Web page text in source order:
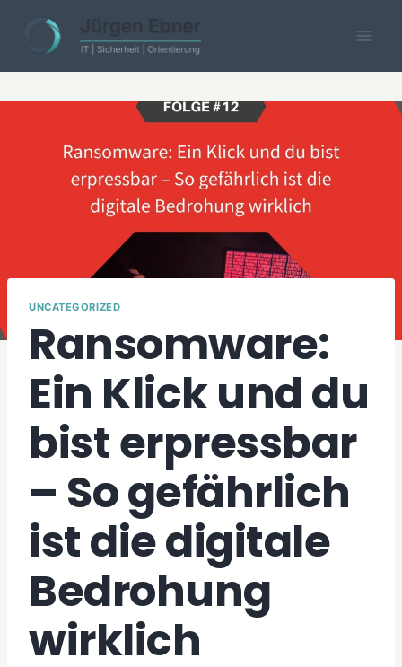
content
UNCATEGORIZED
Ransomware:
Ein Klick und du
bist erpressbar
– So gefährlich
ist die digitale
Bedrohung
wirklich